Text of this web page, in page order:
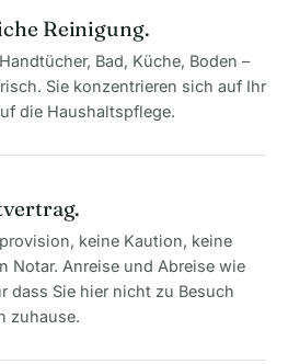
Reinigung.
Bad, Küche, Boden –
Sie konzentrieren sich auf Ihr
die Haushaltspflege.
keine Kaution, keine
Notar. Anreise und Abreise wie
dass Sie hier nicht zu Besuch
zuhause.